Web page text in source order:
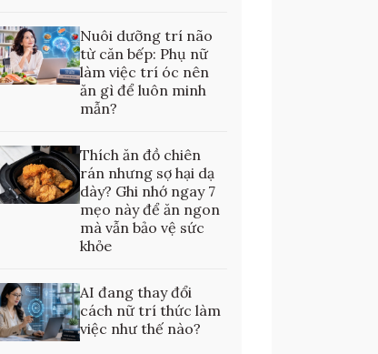
Nuôi dưỡng trí não
từ căn bếp: Phụ nữ
làm việc trí óc nên
ăn gì để luôn minh
mẫn?
Thích ăn đồ chiên
rán nhưng sợ hại dạ
dày? Ghi nhớ ngay 7
mẹo này để ăn ngon
mà vẫn bảo vệ sức
khỏe
AI đang thay đổi
cách nữ trí thức làm
việc như thế nào?